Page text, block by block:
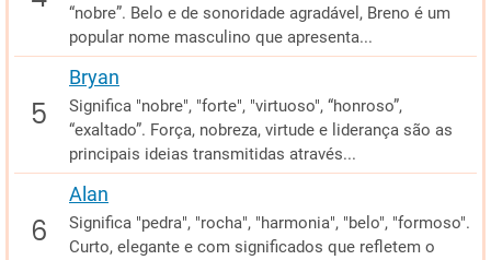
“nobre”. Belo e de sonoridade agradável, Breno é um
popular nome masculino que apresenta...
Bryan
Significa "nobre", "forte", "virtuoso", “honroso”,
“exaltado”. Força, nobreza, virtude e liderança são as
principais ideias transmitidas através...
Alan
Significa "pedra", "rocha", "harmonia", "belo", "formoso".
Curto, elegante e com significados que refletem o